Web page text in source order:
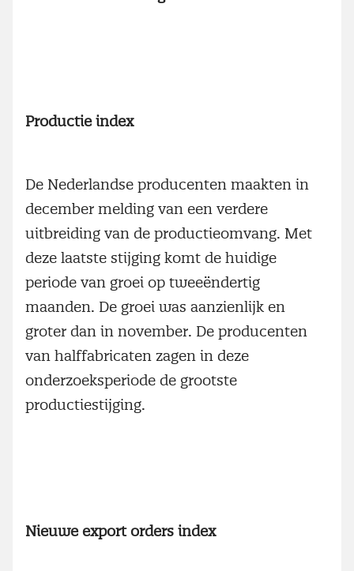
Productie index
De Nederlandse producenten maakten in
december melding van een verdere
uitbreiding van de productieomvang. Met
deze laatste stijging komt de huidige
periode van groei op tweeëndertig
maanden. De groei was aanzienlijk en
groter dan in november. De producenten
van halffabricaten zagen in deze
onderzoeksperiode de grootste
productiestijging.
Nieuwe export orders index